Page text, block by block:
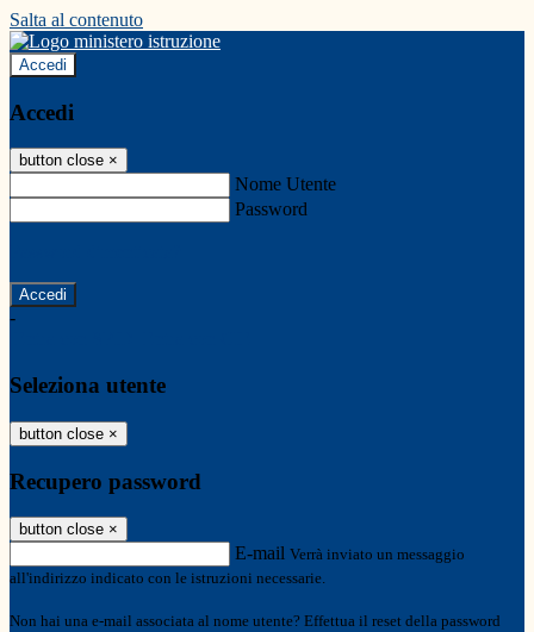
Salta al contenuto
Accedi
Accedi
button close ×
Nome Utente
Password
-
Seleziona utente
button close ×
Recupero password
button close ×
E-mail Verrà inviato un messaggio
all'indirizzo indicato con le istruzioni necessarie.
Non hai una e-mail associata al nome utente? Effettua il reset della password